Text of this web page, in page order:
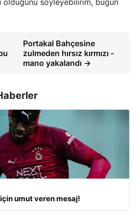
olduğunu söyleyebilirim, bugün
Portakal Bahçesine
zulmeden hırsız kırmızı -
mano yakalandı →
umut veren mesaj!